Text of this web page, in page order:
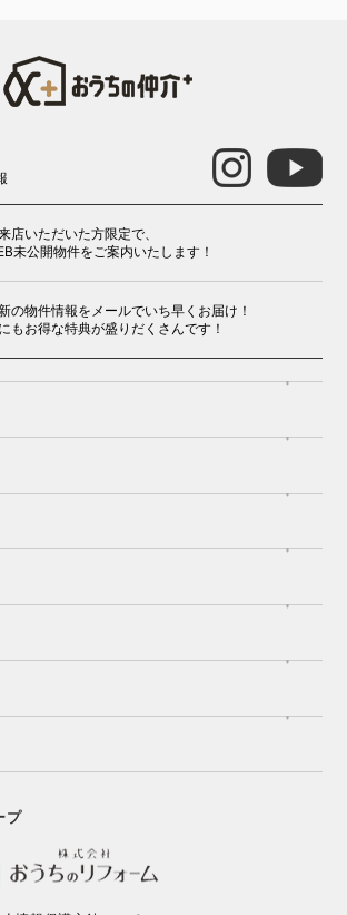
店いただいた方限定で、
未公開物件をご案内いたします！
の物件情報をメールでいち早くお届け！
もお得な特典が盛りだくさんです！
プ